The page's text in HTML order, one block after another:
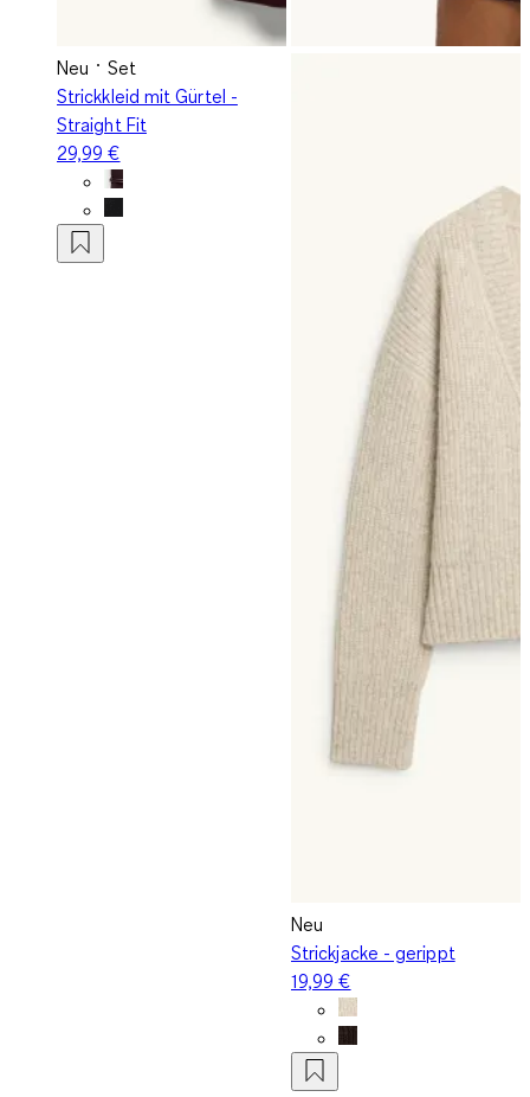
Neu
Set
Strickkleid mit Gürtel -
Straight Fit
29,99 €
Neu
Strickjacke - gerippt
19,99 €